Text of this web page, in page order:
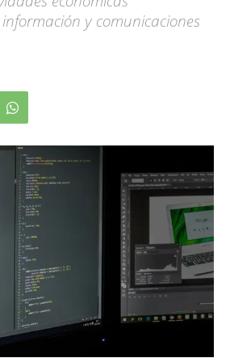
y comunicaciones